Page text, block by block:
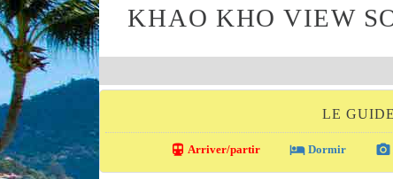
KHAO KHO VIEW
LE
directions_transit Arriver/partir local_hotel Dormir photo_camera